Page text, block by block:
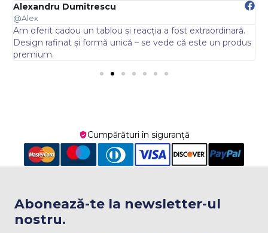
Alexandru Dumitrescu
@Alex
Am oferit cadou un tablou și reacția a fost extraordinară.
Design rafinat și formă unică – se vede că este un produs
premium.
Cumpărături în siguranță
Abonează-te la newsletter-ul
nostru.